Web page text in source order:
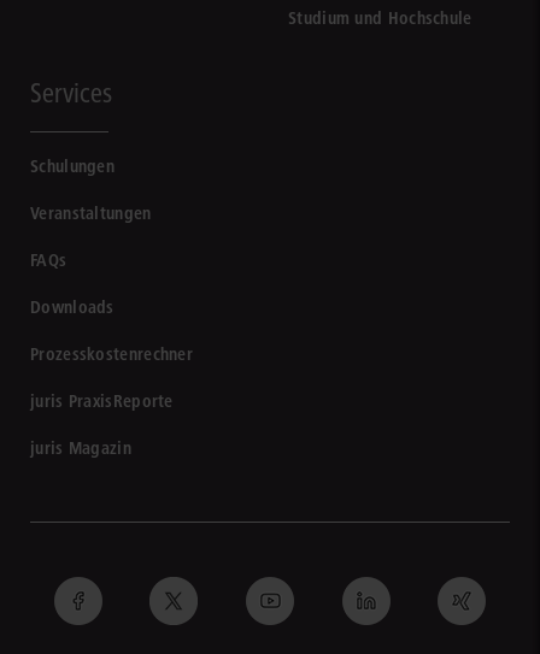
Studium und Hochschule
Services
Schulungen
Veranstaltungen
FAQs
Downloads
Prozesskostenrechner
juris PraxisReporte
juris Magazin